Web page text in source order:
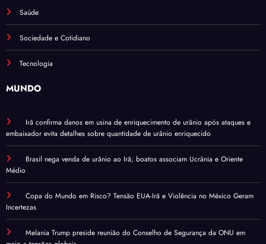
Saúde
Sociedade e Cotidiano
Tecnologia
MUNDO
Irã confirma danos em usina de enriquecimento de urânio após ataques e
embaixador evita detalhes sobre quantidade de urânio enriquecido
Brasil nega venda de urânio ao Irã; boatos associam Ucrânia e Oriente
Médio
Copa do Mundo em Risco? Tensão EUA-Irã e Violência no México Geram
Incertezas
Melania Trump preside reunião do Conselho de Segurança da ONU em